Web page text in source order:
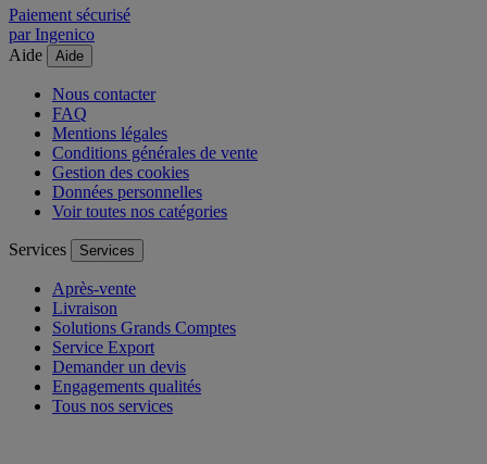
Paiement sécurisé
par Ingenico
Aide
Aide
Nous contacter
FAQ
Mentions légales
Conditions générales de vente
Gestion des cookies
Données personnelles
Voir toutes nos catégories
Services Services
Après-vente
Livraison
Solutions Grands Comptes
Service Export
Demander un devis
Engagements qualités
Tous nos services